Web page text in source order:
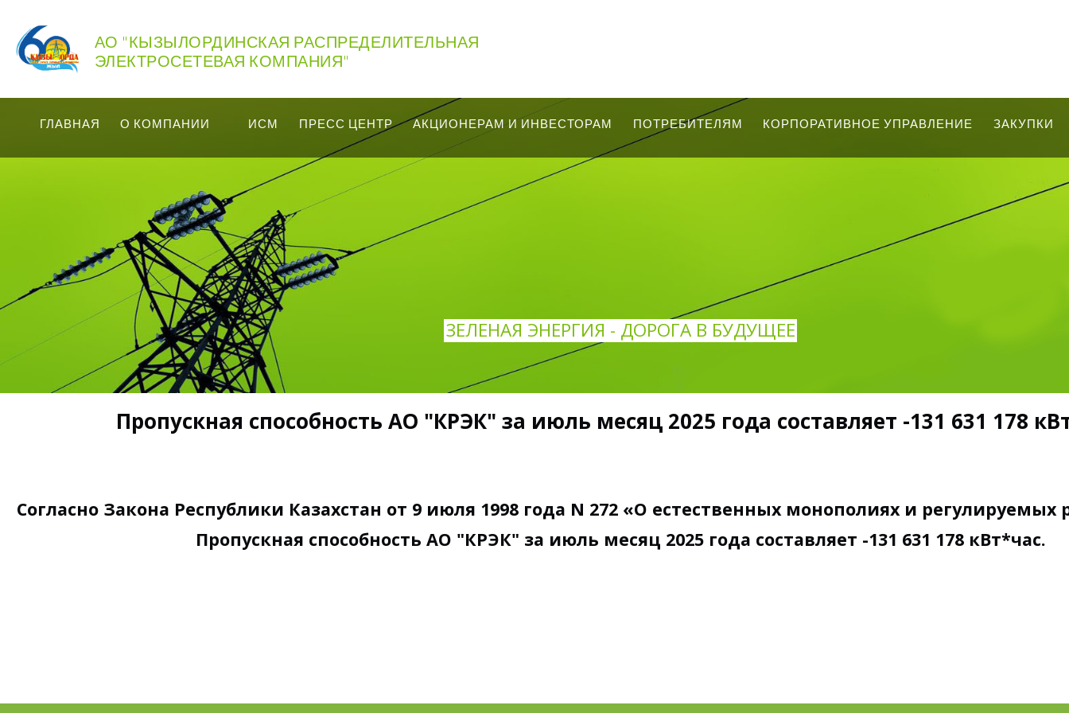
АО "КЫЗЫЛОРДИНСКАЯ РАСПРЕДЕЛИТЕЛЬНАЯ
ЭЛЕКТРОСЕТЕВАЯ КОМПАНИЯ"
ГЛАВНАЯ О КОМПАНИИ ИСМ ПРЕСС ЦЕНТР АКЦИОНЕРАМ И ИНВЕСТОРАМ ПОТРЕБИТЕЛЯМ КОРПОРАТИВНОЕ УПРАВЛЕНИЕ ЗАКУПКИ
ЗЕЛЕНАЯ ЭНЕРГИЯ - ДОРОГА В БУДУЩЕЕ
Пропускная способность АО "КРЭК" за июль месяц 2025 года составляет -131 631 178
Согласно Закона Республики Казахстан от 9 июля 1998 года N 272 «О естественных монополиях и регулируемых
Пропускная способность АО "КРЭК" за июль месяц 2025 года составляет -131 631 178 кВт*час.